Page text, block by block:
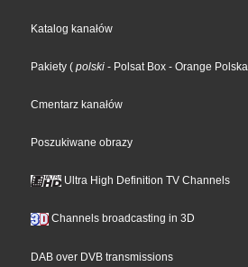
Katalog kanałów
Pakiety ( polski - Polsat Box - Orange Polska
Cmentarz kanałów
Poszukiwane obrazy
Ultra High Definition TV Channels
Channels broadcasting in 3D
DAB over DVB transmissions